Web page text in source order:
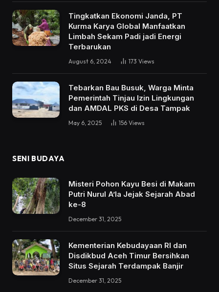
Tingkatkan Ekonomi Janda, PT
Kurma Karya Global Manfaatkan
Limbah Sekam Padi jadi Energi
Terbarukan
August 6, 2024 173 Views
Tebarkan Bau Busuk, Warga Minta
Pemerintah Tinjau Izin Lingkungan
dan AMDAL PKS di Desa Tampak
May 6, 2025 156 Views
SENI BUDAYA
Misteri Pohon Kayu Besi di Makam
Putri Nurul A’la Jejak Sejarah Abad
ke-8
December 31, 2025
Kementerian Kebudayaan RI dan
Disdikbud Aceh Timur Bersihkan
Situs Sejarah Terdampak Banjir
December 31, 2025